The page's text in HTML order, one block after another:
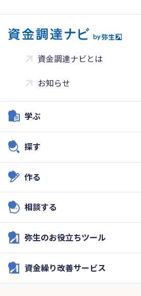
資金調達ナビとは
お知らせ
学ぶ
探す
作る
相談する
弥生のお役立ちツール
資金繰り改善サービス